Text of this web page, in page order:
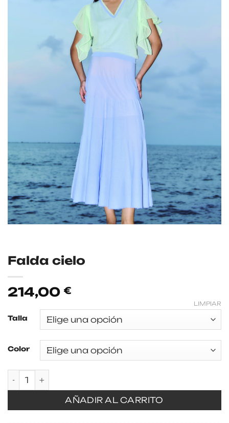
Falda cielo
214,00 €
Talla
Color
LIMPIAR
Falda cielo cantidad
AÑADIR AL CARRITO